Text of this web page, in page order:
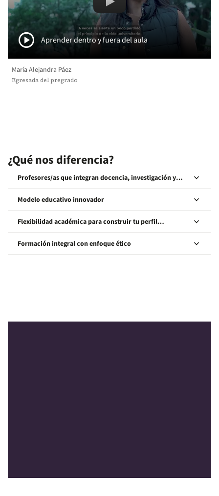
Aprender dentro y fuera del
play_circle Aprender dentro y fuera del aula
María Alejandra Páez
Egresada del pregrado
¿Qué nos diferencia?
Profesores/as que integran docencia, investigación y
experiencia
keyboard_arrow_down
Modelo educativo innovador keyboard_arrow_down
Flexibilidad académica para construir tu perfil
profesional
keyboard_arrow_down
Formación integral con enfoque ético keyboard_arrow_down